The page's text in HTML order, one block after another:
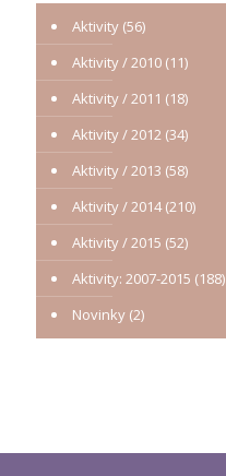
Aktivity (56)
Aktivity / 2010 (11)
Aktivity / 2011 (18)
Aktivity / 2012 (34)
Aktivity / 2013 (58)
Aktivity / 2014(210)
Aktivity / 2015 (52)
Aktivity: 2007-2015 (188)
Novinky (2)